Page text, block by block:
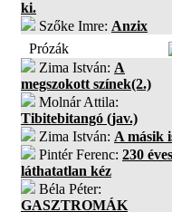
ki.
Szőke Imre: Anzix
Prózák
Zima István: A
megszokott színek(2.)
Molnár Attila:
Tibitebitangó (jav.)
Zima István: A másik
Pintér Ferenc: 230
láthatatlan kéz
Béla Péter:
GASZTROMÁK